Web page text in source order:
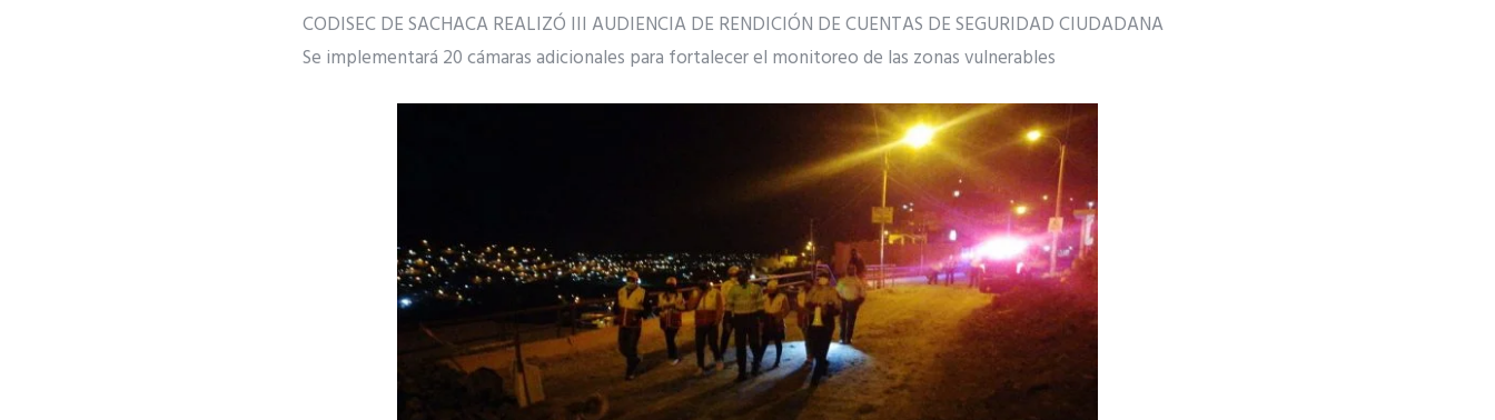
CODISEC DE SACHACA REALIZÓ III AUDIENCIA DE RENDICIÓN DE CUENTAS DE SEGURIDAD CIUDADANA
Se implementará 20 cámaras adicionales para fortalecer el monitoreo de las zonas vulnerables